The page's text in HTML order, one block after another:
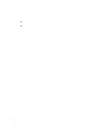
: